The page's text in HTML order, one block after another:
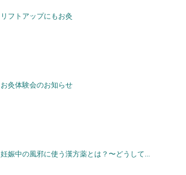
リフトアップにもお灸
お灸体験会のお知らせ
妊娠中の風邪に使う漢方薬とは？〜どうして...